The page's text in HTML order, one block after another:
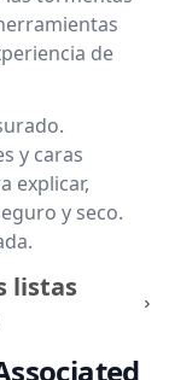
de
y caras
explicar,
y seco.
listas